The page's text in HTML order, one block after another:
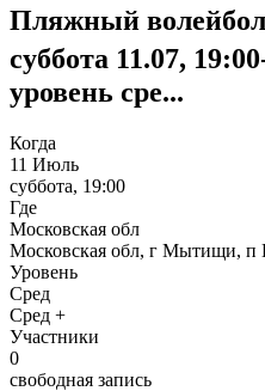
Пляжный
суббота 11.07,
уровень сре...
Когда
11 Июль
суббота, 19:00
Где
Московская обл
Московская обл, г Мытищи, п
Уровень
Сред
Сред +
Участники
0
свободная запись